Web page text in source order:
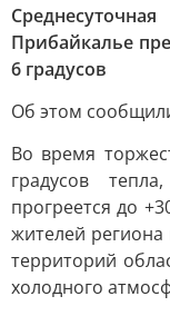
Прибайкалье
6 градусов
Об этом
Во время
градусов
прогреется до
жителей
территорий
холодного